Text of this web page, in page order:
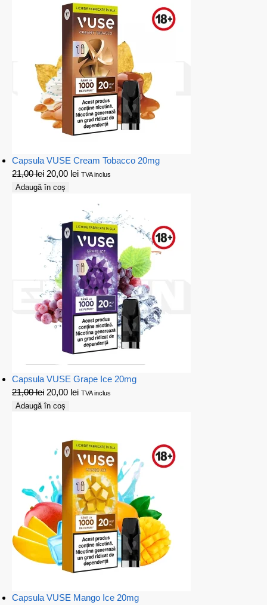
Capsula VUSE Cream Tobacco 20mg
21,00lei 20,00 lei TVA inclus
Adaugă în coș
Capsula VUSE Grape Ice 20mg
21,00lei 20,00 lei TVA inclus
Adaugă în coș
Capsula VUSE Mango Ice 20mg